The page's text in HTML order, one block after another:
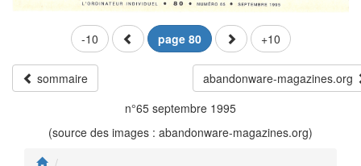
-10 page 80 +10
sommaire
abandonware-magazines.org
n°65 septembre 1995
(source des images : abandonware-magazines.org)